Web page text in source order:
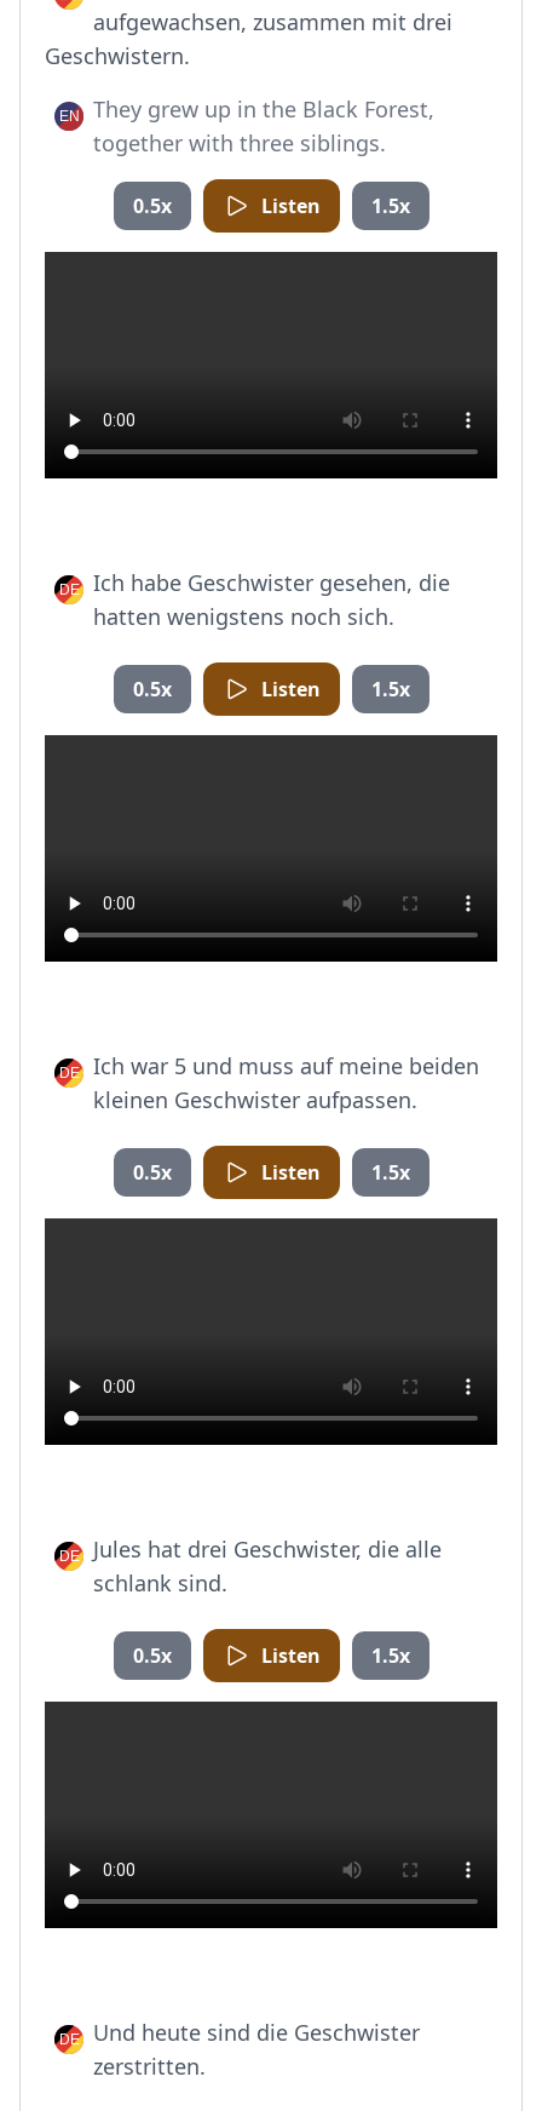
aufgewachsen, zusammen mit drei
Geschwistern.
They grew up in the Black Forest,
together with three siblings.
0.5x Listen 1.5x
Ich habe Geschwister gesehen, die
hatten wenigstens noch sich.
0.5x Listen 1.5x
Ich war 5 und muss auf meine beiden
kleinen Geschwister aufpassen.
0.5x Listen 1.5x
Jules hat drei Geschwister, die alle
schlank sind.
0.5x Listen 1.5x
Und heute sind die Geschwister
zerstritten.